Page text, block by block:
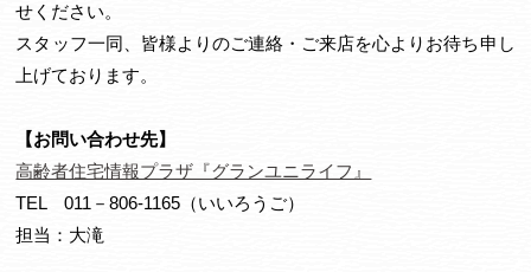
せください。
スタッフ一同、皆様よりのご連絡・ご来店を心よりお待ち申し
上げております。
【お問い合わせ先】
高齢者住宅情報プラザ『グランユニライフ』
TEL 011－806-1165（いいろうご）
担当：大滝